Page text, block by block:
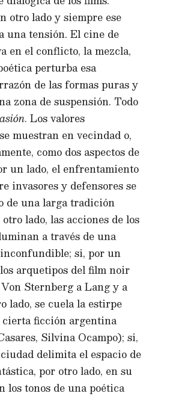
otro lado y siempre ese
una tensión. El cine de
en el conflicto, la mezcla,
perturba esa
de las formas puras y
zona de suspensión. Todo
. Los valores
muestran en vecindad o,
como dos aspectos de
un lado, el enfrentamiento
invasores y defensores se
de una larga tradición
lado, las acciones de los
a través de una
si, por un
arquetipos del film noir
Sternberg a Lang y a
lado, se cuela la estirpe
ficción argentina
Silvina Ocampo); si,
delimita el espacio de
por otro lado, en su
los tonos de una poética